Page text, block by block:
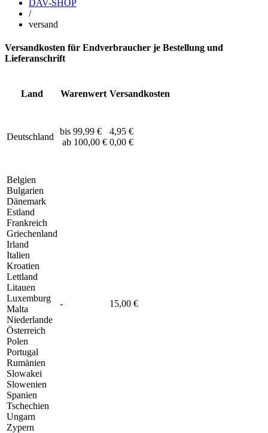
DAV-SHOP
/
versand
Versandkosten für Endverbraucher je Bestellung und
Lieferanschrift
Land Warenwert Versandkosten
Deutschland
bis 99,99 €
ab 100,00 €
4,95 €
0,00 €
Belgien
Bulgarien
Dänemark
Estland
Frankreich
Griechenland
Irland
Italien
Kroatien
Lettland
Litauen
Luxemburg
Malta
Niederlande
Österreich
Polen
Portugal
Rumänien
Slowakei
Slowenien
Spanien
Tschechien
Ungarn
Zypern
- 15,00 €